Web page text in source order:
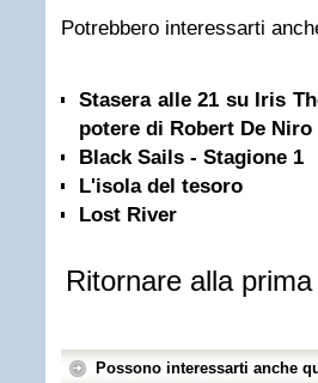
Potrebbero interessarti
Stasera alle 21 su Iris
potere di Robert De Niro
Black Sails - Stagione 1
L'isola del tesoro
Lost River
Ritornare alla
Possono interessarti anche